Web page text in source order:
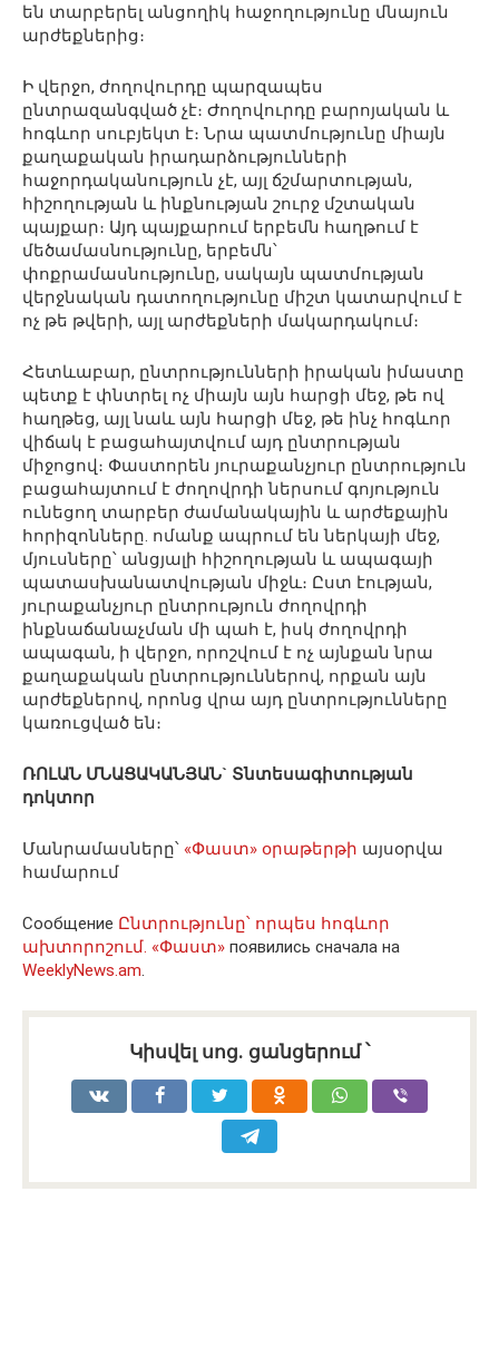
են տարբերել անցողիկ հաջողությունը մնայուն
արժեքներից։
Ի վերջո, ժողովուրդը պարզապես
ընտրազանգված չէ։ Ժողովուրդը բարոյական և
հոգևոր սուբյեկտ է։ Նրա պատմությունը միայն
քաղաքական իրադարձությունների
հաջորդականություն չէ, այլ ճշմարտության,
հիշողության և ինքնության շուրջ մշտական
պայքար։ Այդ պայքարում երբեմն հաղթում է
մեծամասնությունը, երբեմն՝
փոքրամասնությունը, սակայն պատմության
վերջնական դատողությունը միշտ կատարվում է
ոչ թե թվերի, այլ արժեքների մակարդակում։
Հետևաբար, ընտրությունների իրական իմաստը
պետք է փնտրել ոչ միայն այն հարցի մեջ, թե ով
հաղթեց, այլ նաև այն հարցի մեջ, թե ինչ հոգևոր
վիճակ է բացահայտվում այդ ընտրության
միջոցով։ Փաստորեն յուրաքանչյուր ընտրություն
բացահայտում է ժողովրդի ներսում գոյություն
ունեցող տարբեր ժամանակային և արժեքային
հորիզոնները. ոմանք ապրում են ներկայի մեջ,
մյուսները՝ անցյալի հիշողության և ապագայի
պատասխանատվության միջև։ Ըստ էության,
յուրաքանչյուր ընտրություն ժողովրդի
ինքնաճանաչման մի պահ է, իսկ ժողովրդի
ապագան, ի վերջո, որոշվում է ոչ այնքան նրա
քաղաքական ընտրություններով, որքան այն
արժեքներով, որոնց վրա այդ ընտրությունները
կառուցված են։
ՌՈԼԱՆ ՄՆԱՑԱԿԱՆՅԱՆ` Տնտեսագիտության
դոկտոր
Մանրամասները՝ «Փաստ» օրաթերթի այսօրվա
համարում
Сообщение Ընտրությունը՝ որպես հոգևոր
ախտորոշում. «Փաստ» появились сначала на
WeeklyNews.am.
Կիսվել սոց․ ցանցերում ՝